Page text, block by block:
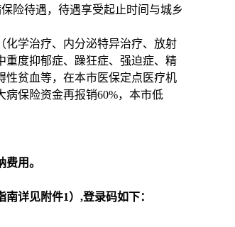
险待遇，待遇享受起止时间与城乡
化学治疗、内分泌特异治疗、放射
重度抑郁症、躁狂症、强迫症、精
性贫血等，在本市医保定点医疗机
病保险资金再报销60%，本市低
用。
南详见附件1） ,登录码如下：